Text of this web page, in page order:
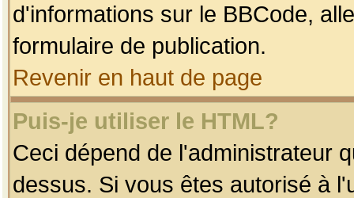
d'informations sur le BBCode,
formulaire de publication.
Revenir en haut de page
Puis-je utiliser le HTML?
Ceci dépend de l'administrateur
dessus. Si vous êtes autorisé à